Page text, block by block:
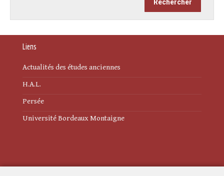
Liens
Actualités des études anciennes
H.A.L.
Persée
Université Bordeaux Montaigne